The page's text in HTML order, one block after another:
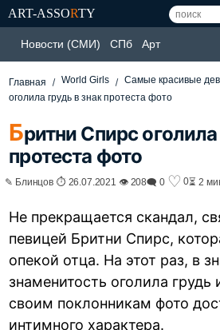
ART-ASSORTY
Новости (СМИ) СПб Арт
Главная World Girls Самые красивые
оголила грудь в знак протеста фото
Бритни Спирс оголила
протеста фото
✎ Блинцов ⏱ 26.07.2021 👁 208🗨 0 ♡ 0⏳ 2
Не прекращается скандал,
певицей Бритни Спирс,
опекой отца. На этот раз, в
знаменитость оголила грудь
своим поклонникам фото
интимного характера.